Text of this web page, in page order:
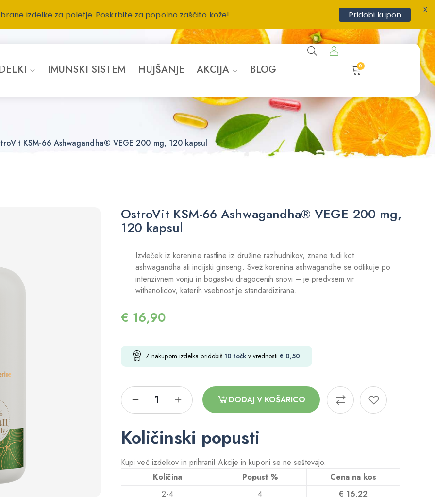
IMUNSKI SISTEM HUJŠANJE AKCIJA BLOG 0
KSM-66 Ashwagandha® VEGE 200 mg, 120 kapsul
OstroVit KSM-66 Ashwagandha® VEGE 200 mg,
120 kapsul
Izvleček iz korenine rastline iz družine razhudnikov, znane tudi kot
ashwagandha ali indijski ginseng. Svež korenina ashwagandhe se odlikuje po
intenzivnem vonju in bogastvu dragocenih snovi – je predvsem vir
withanolidov, katerih vsebnost je standardizirana.
€ 16,90
Z nakupom izdelka pridobiš 10 točkv vrednosti € 0,50
DODAJ V KOŠARICO
Količinski popusti
Kupi več izdelkov in prihrani! Akcije in kuponi se ne seštevajo.
Količina
Popust %
Cena na kos
2-4
4 € 16,22
izdelke za poletje. Poskrbite za popolno zaščito kože! Pridobi kupon X